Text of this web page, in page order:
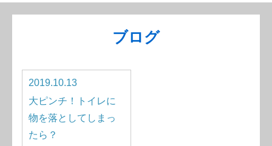
ブログ
2019.10.13
大ピンチ！トイレに
物を落としてしまっ
たら？